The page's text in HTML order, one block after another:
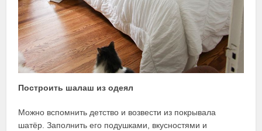
Построить шалаш из одеял
Можно вспомнить детство и возвести из покрывала
шатёр. Заполнить его подушками, вкусностями и